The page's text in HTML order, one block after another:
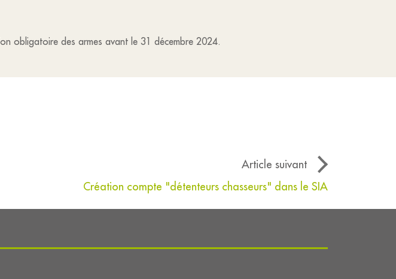
obligatoire des armes avant le 31 décembre 2024.
Article suivant
Création compte "détenteurs chasseurs" dans le SIA